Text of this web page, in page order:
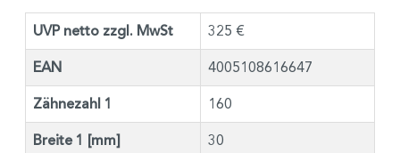
UVP netto zzgl. MwSt 325 €
EAN 4005108616647
Zähnezahl 1 160
Breite 1 [mm] 30